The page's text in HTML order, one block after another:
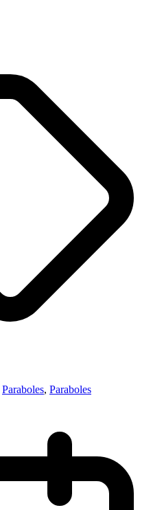
Paraboles, Paraboles